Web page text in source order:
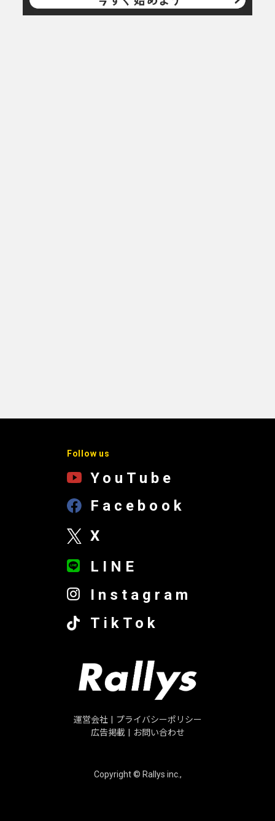
Follow us
YouTube
Facebook
X
LINE
Instagram
TikTok
運営会社
プライバシーポリシー
広告掲載
お問い合わせ
Copyright © Rallys inc.,